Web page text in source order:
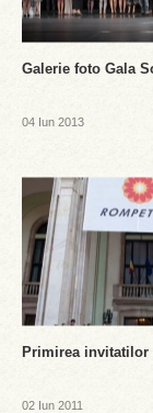
Galerie foto Gala
04 Iun 2013
Primirea invitatilor
02 Iun 2011